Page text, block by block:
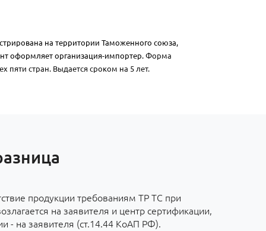
на территории Таможенного союза,
оформляет организация-импортер.Форма
пяти стран. Выдается сроком на 5 лет.
продукции требованиям ТР ТС при
на заявителя и центр сертификации,
- на заявителя (ст.14.44 КоАП РФ).